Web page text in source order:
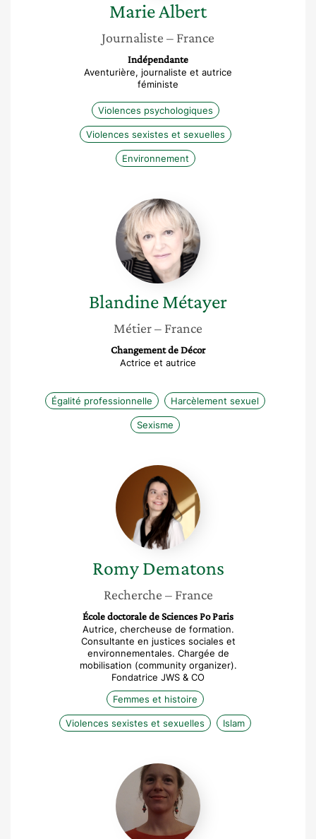
MarieAlbert
Journaliste – France
Indépendante
Aventurière, journaliste et autrice
féministe
Violences psychologiques
Violences sexistes et sexuelles
Environnement
Blandine
Métayer
BlandineMétayer
Métier– France
Changement de Décor
Actrice et autrice
Égalité professionnelle Harcèlement sexuel
Sexisme
Romy
Dematons
Romy Dematons
Recherche – France
École doctorale de Sciences Po Paris
Autrice, chercheuse de formation.
Consultante en justices sociales et
environnementales. Chargée de
mobilisation (community organizer).
Fondatrice JWS & CO
Femmes et histoire
Violences sexistes et sexuelles Islam
Antinéa
Lestien